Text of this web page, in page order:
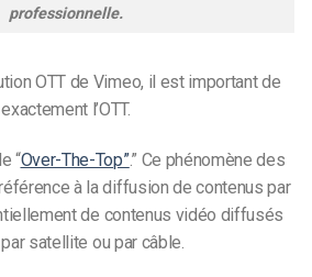
professionnelle.
OTT de Vimeo, il est important de
l’OTT.
“Over-The-Top”.” Ce phénomène des
à la diffusion de contenus par
de contenus vidéo diffusés
satellite ou par câble.